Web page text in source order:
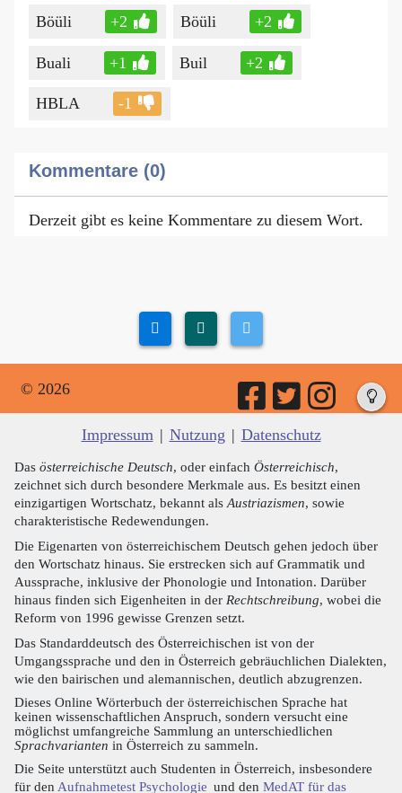
Böüli +2 Böüli +2
Buali +1 Buil +2
HBLA -1
Kommentare (0)
Derzeit gibt es keine Kommentare zu diesem Wort.
© 2026
Impressum | Nutzung | Datenschutz
Das österreichische Deutsch, oder einfach Österreichisch,
zeichnet sich durch besondere Merkmale aus. Es besitzt einen
einzigartigen Wortschatz, bekannt als Austriazismen, sowie
charakteristische Redewendungen.
Die Eigenarten von österreichischem Deutsch gehen jedoch über
den Wortschatz hinaus. Sie erstrecken sich auf Grammatik und
Aussprache, inklusive der Phonologie und Intonation. Darüber
hinaus finden sich Eigenheiten in der Rechtschreibung, wobei die
Reform von 1996 gewisse Grenzen setzt.
Das Standarddeutsch des Österreichischen ist von der
Umgangssprache und den in Österreich gebräuchlichen Dialekten,
wie den bairischen und alemannischen, deutlich abzugrenzen.
Dieses Online Wörterbuch der österreichischen Sprache hat
keinen wissenschaftlichen Anspruch, sondern versucht eine
möglichst umfangreiche Sammlung an unterschiedlichen
Sprachvarianten in Österreich zu sammeln.
Die Seite unterstützt auch Studenten in Österreich, insbesondere
für den Aufnahmetest Psychologie und den MedAT für das